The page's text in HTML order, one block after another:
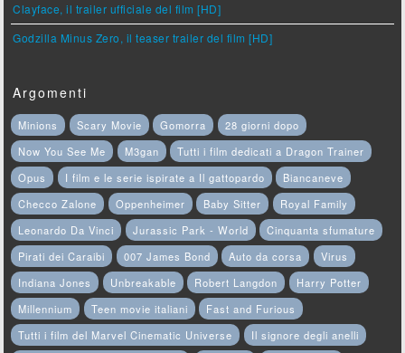
Clayface, il trailer ufficiale del film [HD]
Godzilla Minus Zero, il teaser trailer del film [HD]
Argomenti
Minions Scary Movie Gomorra
28 giorni dopo
Now You See Me
M3gan
Tutti i film dedicati a Dragon Trainer
Opus
I film e le serie ispirate a Il gattopardo
Biancaneve
Checco Zalone
Oppenheimer Baby Sitter
Royal Family
Leonardo Da Vinci
Jurassic Park - World
Cinquanta sfumature
Pirati dei Caraibi
007 James Bond Auto da corsa
Virus
Indiana Jones
Unbreakable Robert Langdon
Harry Potter
Millennium
Teen movie italiani
Fast and Furious
Tutti i film del Marvel Cinematic Universe
Il signore degli anelli